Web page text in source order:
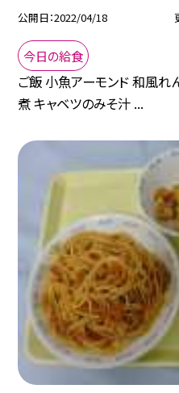
公開日 2022/04/18
今日の給食
ご飯 小魚アーモンド 和風れ
煮 キャベツのみそ汁 ...